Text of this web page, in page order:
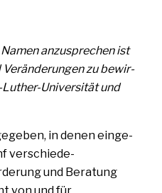
anzu­spre­chen ist
Veränderungen zu bewir­
Luther-Universität und
in denen ein­ge­
ver­schie­de­
und Beratung